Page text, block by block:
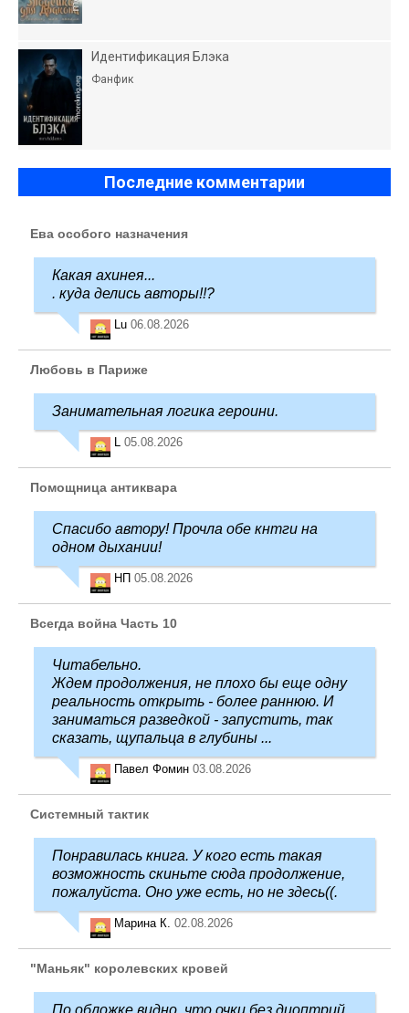
Идентификация Блэка
Фанфик
Последние комментарии
Ева особого назначения
Какая ахинея...
. куда делись авторы!!?
Lu 06.08.2026
Любовь в Париже
Занимательная логика героини.
05.08.2026
Помощница антиквара
Спасибо автору! Прочла обе кнтги на
одном дыхании!
НП 05.08.2026
Всегда война Часть 10
Читабельно.
Ждем продолжения, не плохо бы еще одну
реальность открыть - более раннюю. И
заниматься разведкой - запустить, так
сказать, щупальца в глубины ...
Павел Фомин 03.08.2026
Системный тактик
Понравилась книга. У кого есть такая
возможность скиньте сюда продолжение,
пожалуйста. Оно уже есть, но не здесь((.
Марина К. 02.08.2026
"Маньяк" королевских кровей
По обложке видно, что очки без диоптрий,